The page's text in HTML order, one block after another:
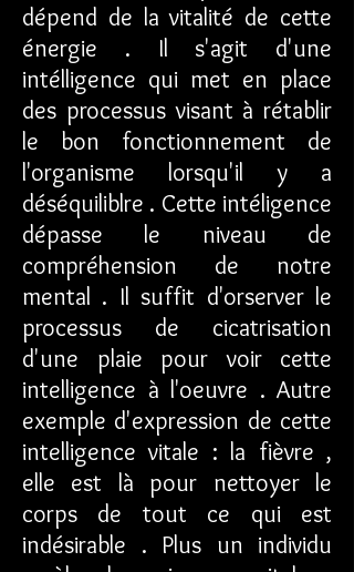
dépend de la vitalité de cette
énergie . Il s'agit d'une
intélligence qui met en place
des processus visant à rétablir
le bon fonctionnement de
l'organisme lorsqu'il y a
déséquiliblre . Cette intéligence
dépasse le niveau de
compréhension de notre
mental . Il suffit d'orserver le
processus de cicatrisation
d'une plaie pour voir cette
intelligence à l'oeuvre . Autre
exemple d'expression de cette
intelligence vitale : la fièvre ,
elle est là pour nettoyer le
corps de tout ce qui est
indésirable . Plus un individu